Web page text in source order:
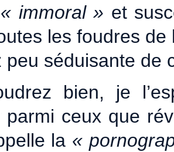
« immoral » et
les foudres
peu séduisante de
bien, je
parmi ceux que
la «